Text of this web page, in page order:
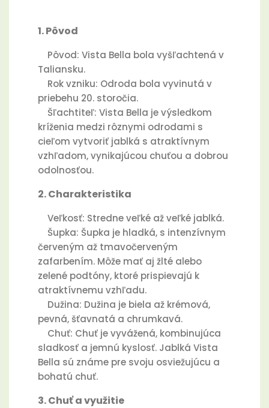
1. Pôvod
Pôvod: Vista Bella bola vyšľachtená v
Taliansku.
Rok vzniku: Odroda bola vyvinutá v
priebehu 20. storočia.
Šľachtiteľ: Vista Bella je výsledkom
kríženia medzi rôznymi odrodami s
cieľom vytvoriť jablká s atraktívnym
vzhľadom, vynikajúcou chuťou a dobrou
odolnosťou.
2. Charakteristika
Veľkosť: Stredne veľké až veľké jablká.
Šupka: Šupka je hladká, s intenzívnym
červeným až tmavočerveným
zafarbením. Môže mať aj žlté alebo
zelené podtóny, ktoré prispievajú k
atraktívnemu vzhľadu.
Dužina: Dužina je biela až krémová,
pevná, šťavnatá a chrumkavá.
Chuť: Chuť je vyvážená, kombinujúca
sladkosť a jemnú kyslosť. Jablká Vista
Bella sú známe pre svoju osviežujúcu a
bohatú chuť.
3. Chuť a využitie